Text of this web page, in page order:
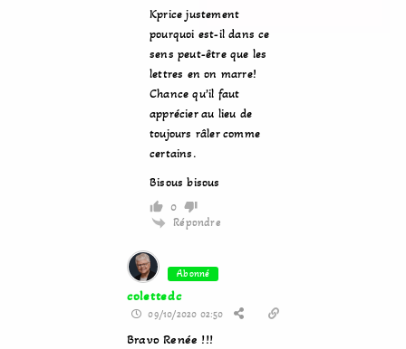
Kprice justement
pourquoi est-il dans ce
sens peut-être que les
lettres en on marre!
Chance qu’il faut
apprécier au lieu de
toujours râler comme
certains.
Bisous bisous
0
Répondre
Abonné
colettedc
09/10/2020 02:50
Bravo Renée !!!